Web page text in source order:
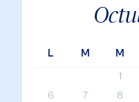
L M M
1
6
7 8